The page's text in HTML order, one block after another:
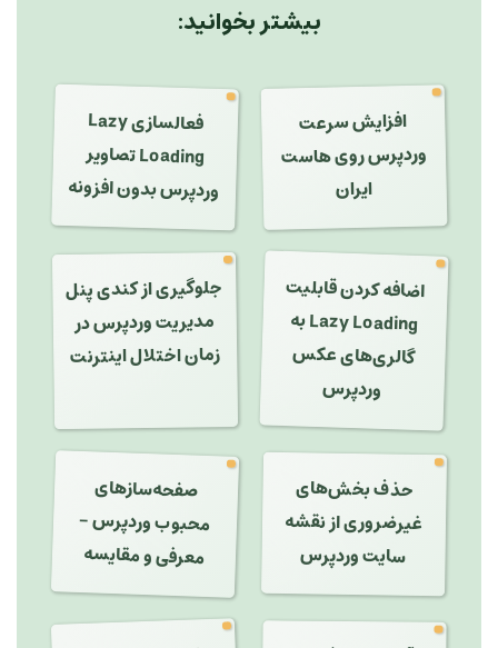
بیشتر بخوانید:
افزایش سرعت
وردپرس روی هاست
ایران
فعالسازی Lazy
Loading تصاویر
وردپرس بدون افزونه
اضافه کردن قابلیت
Lazy Loading
به
گالری‌های عکس
وردپرس
جلوگیری از کندی پنل
مدیریت وردپرس در
زمان اختلال اینترنت
حذف بخش‌های
غیرضروری از نقشه
سایت وردپرس
صفحه‌سازهای
محبوب وردپرس -
معرفی و مقایسه